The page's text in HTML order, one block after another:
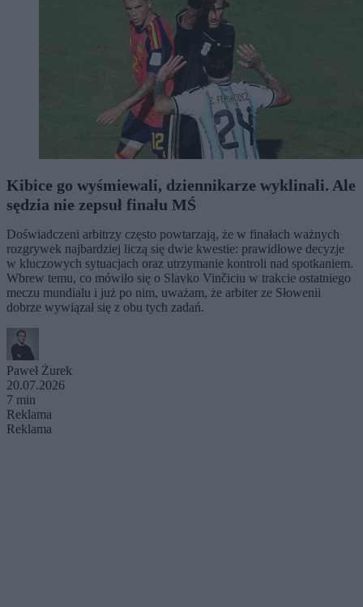
Kibice go wyśmiewali, dziennikarze wyklinali. Ale
sędzia nie zepsuł finału MŚ
Doświadczeni arbitrzy często powtarzają, że w finałach ważnych
rozgrywek najbardziej liczą się dwie kwestie: prawidłowe decyzje
w kluczowych sytuacjach oraz utrzymanie kontroli nad spotkaniem.
Wbrew temu, co mówiło się o Slavko Vinčiciu w trakcie ostatniego
meczu mundialu i już po nim, uważam, że arbiter ze Słowenii
dobrze wywiązał się z obu tych zadań.
Paweł Żurek
20.07.2026
7 min
Reklama
Reklama